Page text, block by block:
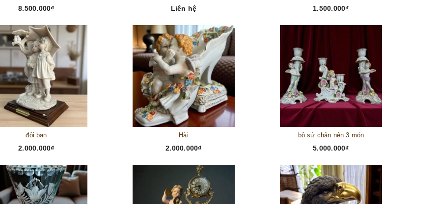
8.500.000₫ Liên hệ 1.500.000₫
đôi bạn
2.000.000₫
Hài
2.000.000₫
bộ sứ chân nên 3 món
5.000.000₫